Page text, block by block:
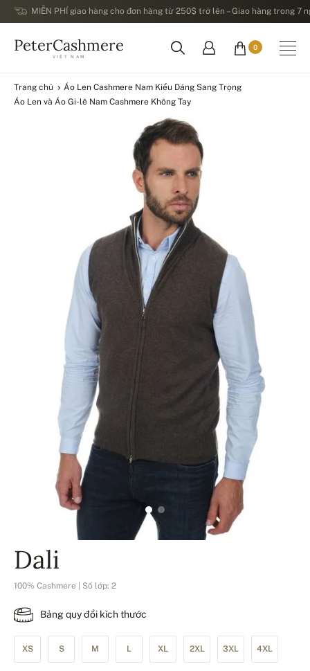
MIỄN PHÍ giao hàng cho đơn hàng từ 250$ trở lên – Giao hàng trong 7
PeterCashmere
VIỆT NAM
0
Trang chủ
Áo Len Cashmere Nam Kiểu Dáng Sang Trọng
Áo Len và Áo Gi-lê Nam Cashmere Không Tay
Dali
100% Cashmere | Số lớp: 2
Bảng quy đổi kích thước
XS S M L XL 2XL 3XL 4XL